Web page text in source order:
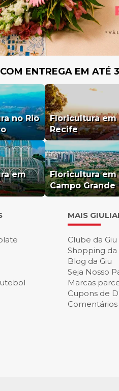
ENTREGA EM ATÉ
no Rio
Floricultura em
Recife
em
Floricultura em
Campo Grande
MAIS
Clube da Giu
Shopping da
Blog da Giu
Seja Nosso
Marcas
Cupons de